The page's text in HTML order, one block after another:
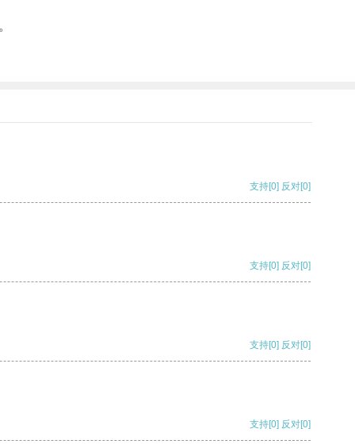
支持[0] 反对[0]
支持[0] 反对[0]
支持[0] 反对[0]
支持[0] 反对[0]